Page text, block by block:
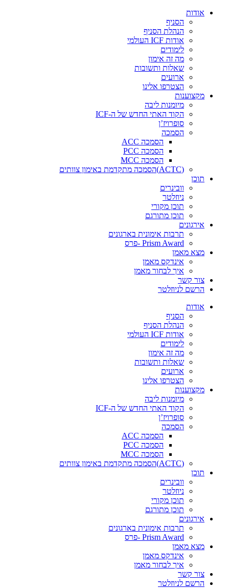
אודות
הסניף
הנהלת הסניף
אודות ICF העולמי
לימודים
מה זה אימון
שאלות ותשובות
ארועים
הצטרפו אלינו
מקצוענות
מיומנות ליבה
הקוד האתי החדש של ה-ICF
סופרויז’ן
הסמכה
הסמכה ACC
הסמכה PCC
הסמכה MCC
(ACTC)הסמכה מתקדמת באימון צוותים
תוכן
וובינרים
ניוזלטר
תוכן מקורי
תוכן מתורגם
אירגונים
תרבות אימונית בארגונים
Prism Award -פרס
מצא מאמן
אינדקס מאמן
איך לבחור מאמן
צור קשר
הרשם לניוזלטר
אודות
הסניף
הנהלת הסניף
אודות ICF העולמי
לימודים
מה זה אימון
שאלות ותשובות
ארועים
הצטרפו אלינו
מקצוענות
מיומנות ליבה
הקוד האתי החדש של ה-ICF
סופרויז’ן
הסמכה
הסמכה ACC
הסמכה PCC
הסמכה MCC
(ACTC)הסמכה מתקדמת באימון צוותים
תוכן
וובינרים
ניוזלטר
תוכן מקורי
תוכן מתורגם
אירגונים
תרבות אימונית בארגונים
Prism Award -פרס
מצא מאמן
אינדקס מאמן
איך לבחור מאמן
צור קשר
הרשם לניוזלטר